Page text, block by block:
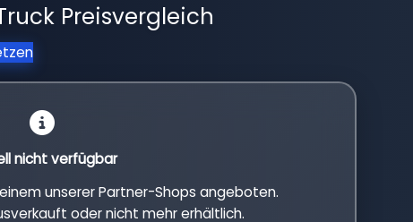
Preisvergleich
nicht verfügbar
unserer Partner-Shops angeboten.
oder nicht mehr erhältlich.